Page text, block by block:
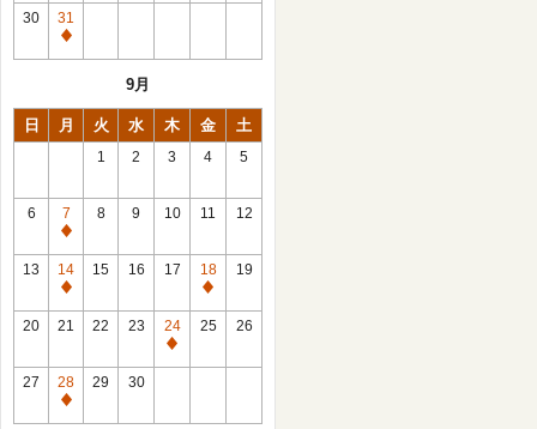
館
日
30
31
休
9月
日 月 火 水 木 金 土
1 2 3 4 5
6
7
休
館
日
8 9 10 11 12
13
14
休
館
15 16 17
18
休
館
19
20 21 22 23
24
休
25 26
27
28
休
29 30